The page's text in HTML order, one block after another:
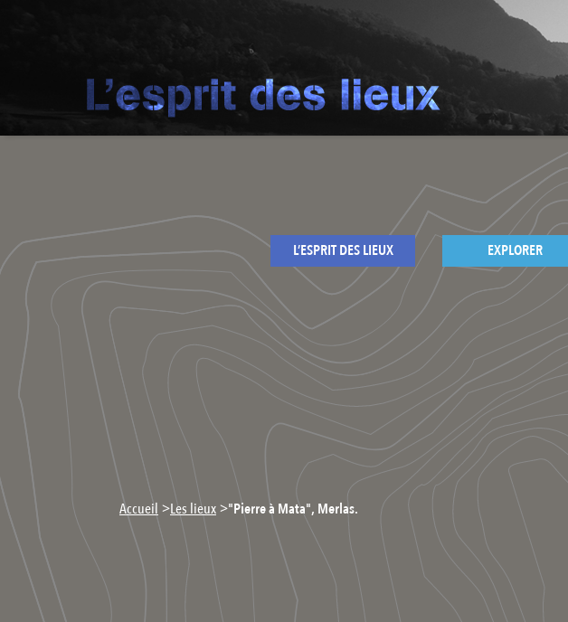
L’ESPRIT DES LIEUX EXPLORER
Accueil >Les lieux>"Pierre à Mata", Merlas.